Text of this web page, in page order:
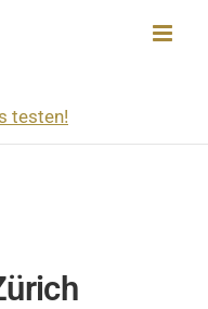
testen!